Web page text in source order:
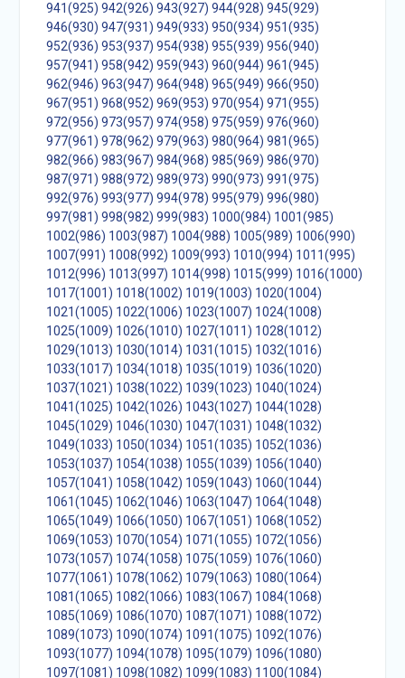
941(925) 942(926) 943(927) 944(928) 945(929)
946(930) 947(931) 949(933) 950(934) 951(935)
952(936) 953(937) 954(938) 955(939) 956(940)
957(941) 958(942) 959(943) 960(944) 961(945)
962(946) 963(947) 964(948) 965(949) 966(950)
967(951) 968(952) 969(953) 970(954) 971(955)
972(956) 973(957) 974(958) 975(959) 976(960)
977(961) 978(962) 979(963) 980(964) 981(965)
982(966) 983(967) 984(968) 985(969) 986(970)
987(971) 988(972) 989(973) 990(973) 991(975)
992(976) 993(977) 994(978) 995(979) 996(980)
997(981) 998(982) 999(983) 1000(984) 1001(985)
1002(986) 1003(987) 1004(988) 1005(989) 1006(990)
1007(991) 1008(992) 1009(993) 1010(994) 1011(995)
1012(996) 1013(997) 1014(998) 1015(999) 1016(1000)
1017(1001) 1018(1002) 1019(1003) 1020(1004)
1021(1005) 1022(1006) 1023(1007) 1024(1008)
1025(1009) 1026(1010) 1027(1011) 1028(1012)
1029(1013) 1030(1014) 1031(1015) 1032(1016)
1033(1017) 1034(1018) 1035(1019) 1036(1020)
1037(1021) 1038(1022) 1039(1023) 1040(1024)
1041(1025) 1042(1026) 1043(1027) 1044(1028)
1045(1029) 1046(1030) 1047(1031) 1048(1032)
1049(1033) 1050(1034) 1051(1035) 1052(1036)
1053(1037) 1054(1038) 1055(1039) 1056(1040)
1057(1041) 1058(1042) 1059(1043) 1060(1044)
1061(1045) 1062(1046) 1063(1047) 1064(1048)
1065(1049) 1066(1050) 1067(1051) 1068(1052)
1069(1053) 1070(1054) 1071(1055) 1072(1056)
1073(1057) 1074(1058) 1075(1059) 1076(1060)
1077(1061) 1078(1062) 1079(1063) 1080(1064)
1081(1065) 1082(1066) 1083(1067) 1084(1068)
1085(1069) 1086(1070) 1087(1071) 1088(1072)
1089(1073) 1090(1074) 1091(1075) 1092(1076)
1093(1077) 1094(1078) 1095(1079) 1096(1080)
1097(1081) 1098(1082) 1099(1083) 1100(1084)